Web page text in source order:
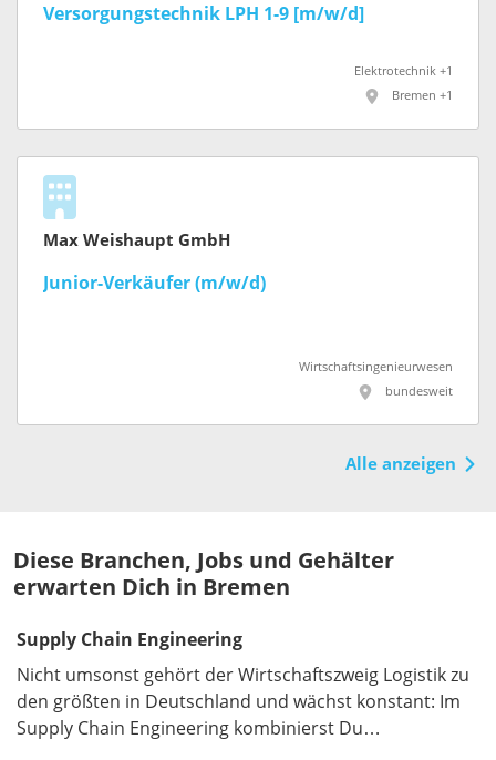
Versorgungstechnik LPH 1-9 [m/w/d]
Elektrotechnik +1
Bremen +1
Max Weishaupt GmbH
Junior-Verkäufer (m/w/d)
Wirtschaftsingenieurwesen
bundesweit
Alle anzeigen
Diese Branchen, Jobs und Gehälter
erwarten Dich in Bremen
Supply Chain Engineering
Nicht umsonst gehört der Wirtschaftszweig Logistik zu
den größten in Deutschland und wächst konstant: Im
Supply Chain Engineering kombinierst Du